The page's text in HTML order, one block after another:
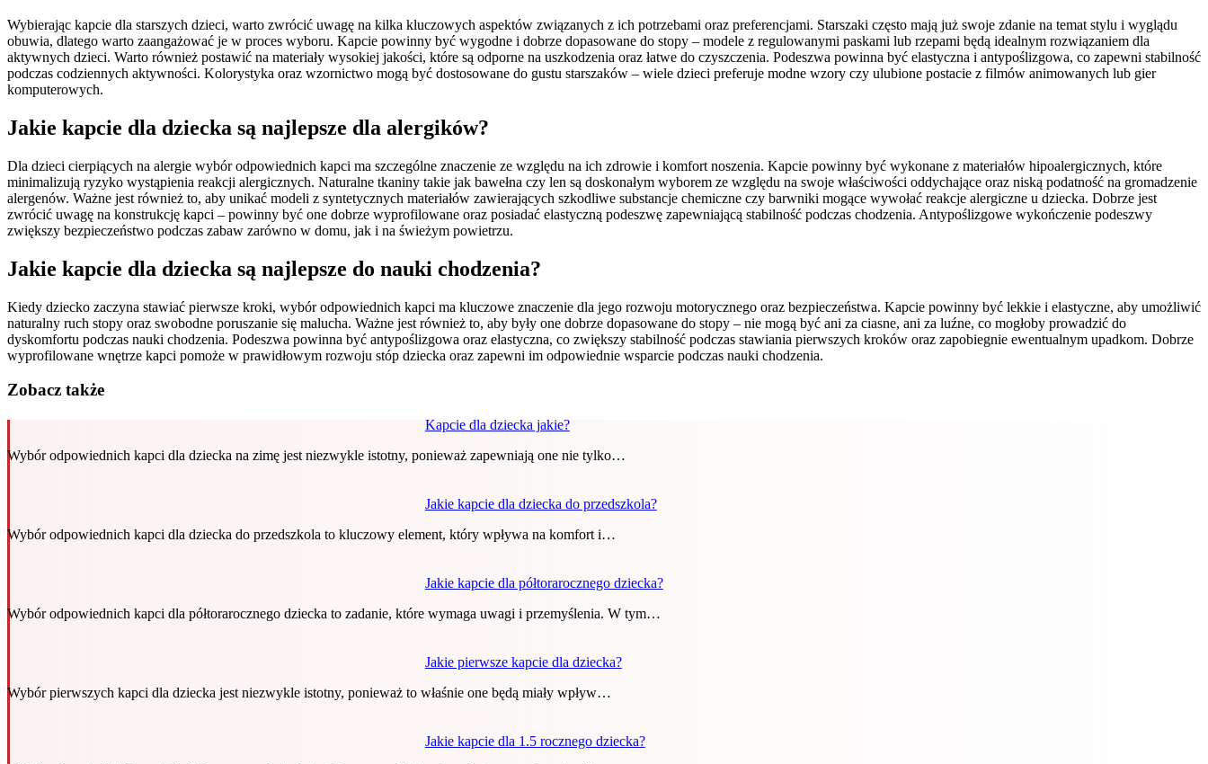
Wybierając kapcie dla starszych dzieci, warto zwrócić uwagę na kilka kluczowych aspektów związanych z ich potrzebami oraz preferencjami. Starszaki często mają już swoje zdanie na temat stylu i wyglądu
obuwia, dlatego warto zaangażować je w proces wyboru. Kapcie powinny być wygodne i dobrze dopasowane do stopy – modele z regulowanymi paskami lub rzepami będą idealnym rozwiązaniem dla
aktywnych dzieci. Warto również postawić na materiały wysokiej jakości, które są odporne na uszkodzenia oraz łatwe do czyszczenia. Podeszwa powinna być elastyczna i antypoślizgowa, co zapewni stabilność
podczas codziennych aktywności. Kolorystyka oraz wzornictwo mogą być dostosowane do gustu starszaków – wiele dzieci preferuje modne wzory czy ulubione postacie z filmów animowanych lub gier
komputerowych.
Jakie kapcie dla dziecka są najlepsze dla alergików?
Dla dzieci cierpiących na alergie wybór odpowiednich kapci ma szczególne znaczenie ze względu na ich zdrowie i komfort noszenia. Kapcie powinny być wykonane z materiałów hipoalergicznych, które
minimalizują ryzyko wystąpienia reakcji alergicznych. Naturalne tkaniny takie jak bawełna czy len są doskonałym wyborem ze względu na swoje właściwości oddychające oraz niską podatność na gromadzenie
alergenów. Ważne jest również to, aby unikać modeli z syntetycznych materiałów zawierających szkodliwe substancje chemiczne czy barwniki mogące wywołać reakcje alergiczne u dziecka. Dobrze jest
zwrócić uwagę na konstrukcję kapci – powinny być one dobrze wyprofilowane oraz posiadać elastyczną podeszwę zapewniającą stabilność podczas chodzenia. Antypoślizgowe wykończenie podeszwy
zwiększy bezpieczeństwo podczas zabaw zarówno w domu, jak i na świeżym powietrzu.
Jakie kapcie dla dziecka są najlepsze do nauki chodzenia?
Kiedy dziecko zaczyna stawiać pierwsze kroki, wybór odpowiednich kapci ma kluczowe znaczenie dla jego rozwoju motorycznego oraz bezpieczeństwa. Kapcie powinny być lekkie i elastyczne, aby umożliwić
naturalny ruch stopy oraz swobodne poruszanie się malucha. Ważne jest również to, aby były one dobrze dopasowane do stopy – nie mogą być ani za ciasne, ani za luźne, co mogłoby prowadzić do
dyskomfortu podczas nauki chodzenia. Podeszwa powinna być antypoślizgowa oraz elastyczna, co zwiększy stabilność podczas stawiania pierwszych kroków oraz zapobiegnie ewentualnym upadkom. Dobrze
wyprofilowane wnętrze kapci pomoże w prawidłowym rozwoju stóp dziecka oraz zapewni im odpowiednie wsparcie podczas nauki chodzenia.
Zobacz także
Kapcie dla dziecka jakie?
Wybór odpowiednich kapci dla dziecka na zimę jest niezwykle istotny, ponieważ zapewniają one nie tylko…
Jakie kapcie dla dziecka do przedszkola?
Wybór odpowiednich kapci dla dziecka do przedszkola to kluczowy element, który wpływa na komfort i…
Jakie kapcie dla półtorarocznego dziecka?
Wybór odpowiednich kapci dla półtorarocznego dziecka to zadanie, które wymaga uwagi i przemyślenia. W tym…
Jakie pierwsze kapcie dla dziecka?
Wybór pierwszych kapci dla dziecka jest niezwykle istotny, ponieważ to właśnie one będą miały wpływ…
Jakie kapcie dla 1.5 rocznego dziecka?